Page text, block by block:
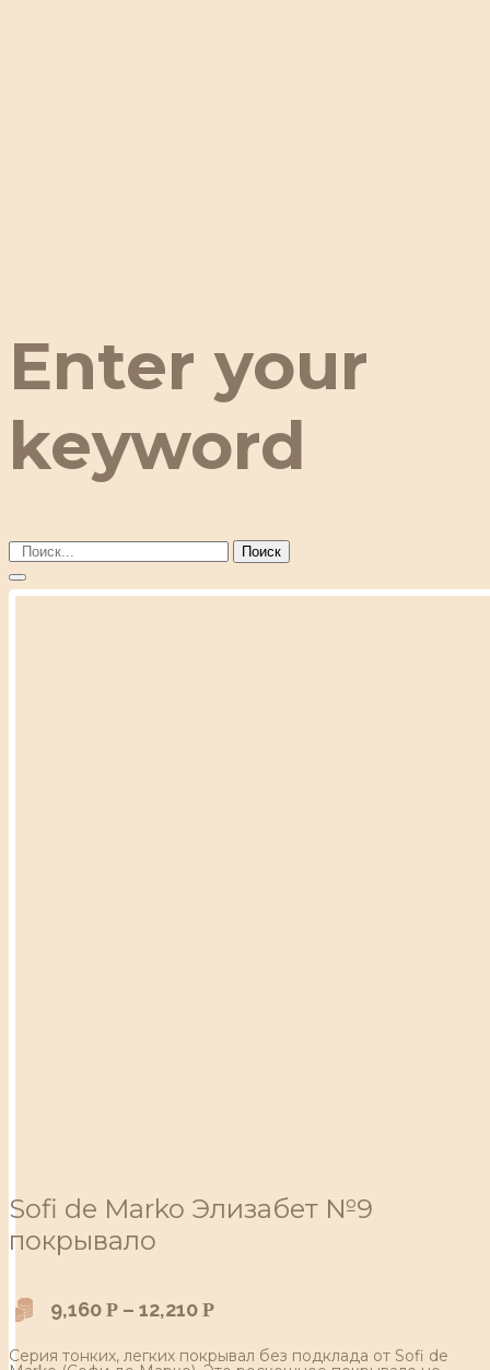
Enter your
keyword
Поиск
Sofi de Marko Элизабет №9
покрывало
9,160 Р – 12,210 Р
Серия тонких, легких покрывал без подклада от Sofi de